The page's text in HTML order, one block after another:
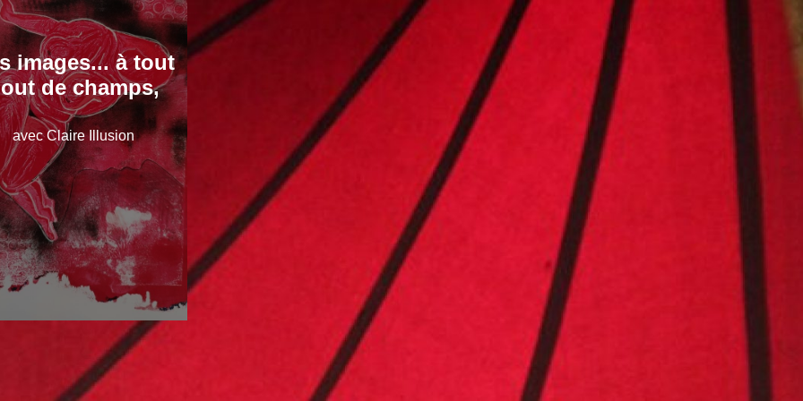
images... à tout
de champs,
avec Claire Illusion